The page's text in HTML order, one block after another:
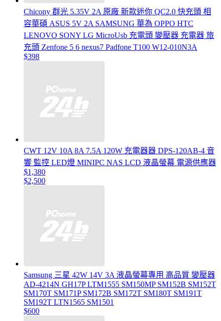
Chicony 群光 5.35V 2A 原廠 新款迷你 QC2.0 快充頭 相
容華碩 ASUS 5V 2A SAMSUNG 華為 OPPO HTC
LENOVO SONY LG MicroUsb 充電頭 變壓器 充電器 旅
充頭 Zenfone 5 6 nexus7 Padfone T100 W12-010N3A
$398
CWT 12V 10A 8A 7.5A 120W 充電器器 DPS-120AB-4 音
響 監控 LED燈 MINIPC NAS LCD 液晶螢幕 電源供應器
$1,380
$2,500
Samsung 三星 42W 14V 3A 液晶螢幕專用 高品質 變壓器
AD-4214N GH17P LTM1555 SM150MP SM152B SM152T
SM170T SM171P SM172B SM172T SM180T SM191T
SM192T LTN1565 SM1501
$600